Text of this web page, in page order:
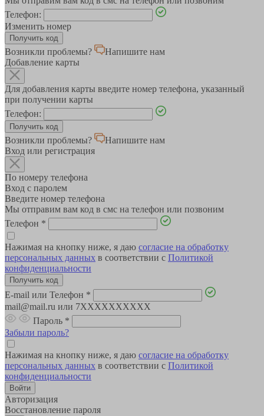
Телефон:
Изменить номер
Возникли проблемы?
Напишите нам
Добавление карты
Для добавления карты введите номер телефона, указанный
при получении карты
Телефон:
Возникли проблемы?
Напишите нам
Вход или регистрация
По номеру телефона
Вход с паролем
Введите номер телефона
Мы отправим вам код в смс на телефон или позвоним
Телефон *
Нажимая на кнопку ниже, я даю согласие на обработку
персональных данных в соответствии с Политикой
конфиденциальности
E-mail или Телефон *
mail@mail.ru или 7XXXXXXXXXX
Пароль *
Забыли пароль?
Нажимая на кнопку ниже, я даю согласие на обработку
персональных данных в соответствии с Политикой
конфиденциальности
Авторизация
Восстановление пароля